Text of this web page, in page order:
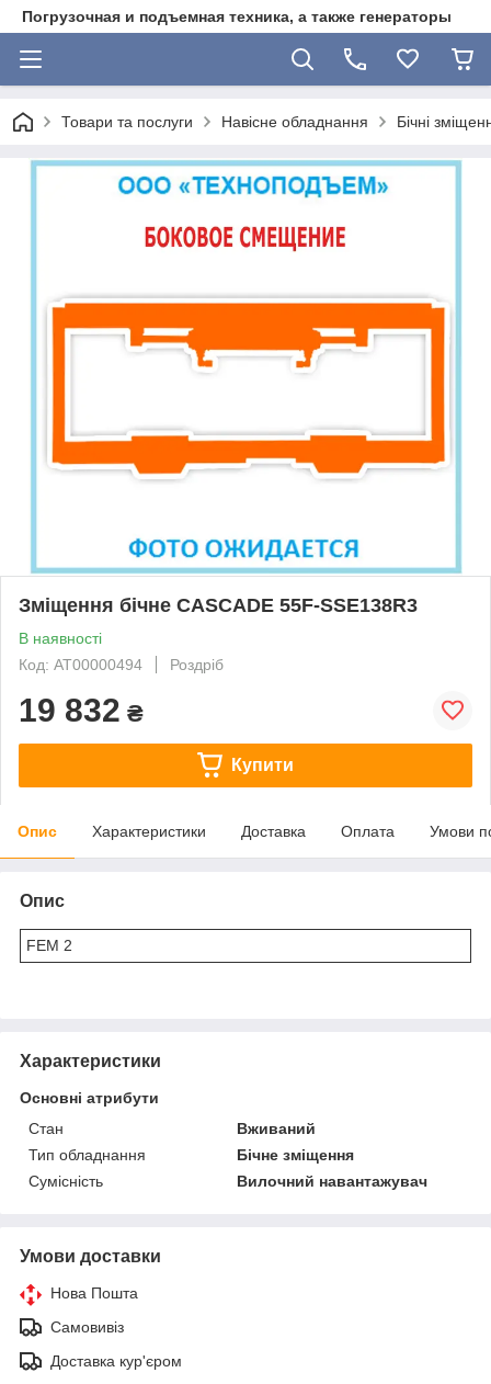
Погрузочная и подъемная техника, а также генераторы
Товари та послуги Навісне обладнання Бічні
Зміщення бічне CASCADE 55F-SSE138R3
В наявності
Код: АТ00000494
Роздріб
19 832 ₴
Купити
Опис Характеристики Доставка Оплата Умови
Опис
FEM 2
Характеристики
Основні атрибути
Стан
Вживаний
Тип обладнання
Бічне зміщення
Сумісність
Вилочний навантажувач
Умови доставки
Нова Пошта
Самовивіз
Доставка кур'єром